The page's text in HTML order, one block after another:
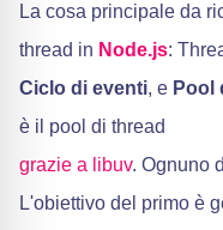
La cosa principale da
thread in Node.js:
Ciclo di eventi, e Pool
è il pool di thread
grazie a libuv. Ognuno
L'obiettivo del primo è